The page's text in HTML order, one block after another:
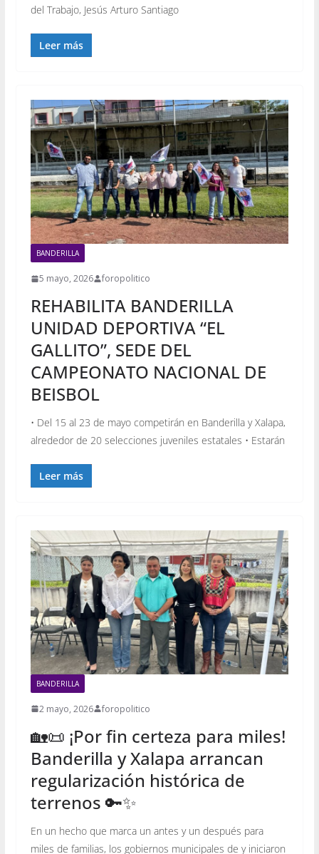
del Trabajo, Jesús Arturo Santiago
Leer más
BANDERILLA
5 mayo, 2026 foropolitico
REHABILITA BANDERILLA
UNIDAD DEPORTIVA “EL
GALLITO”, SEDE DEL
CAMPEONATO NACIONAL DE
BEISBOL
• Del 15 al 23 de mayo competirán en Banderilla y Xalapa,
alrededor de 20 selecciones juveniles estatales • Estarán
Leer más
BANDERILLA
2 mayo, 2026 foropolitico
🏡📜 ¡Por fin certeza para miles!
Banderilla y Xalapa arrancan
regularización histórica de
terrenos 🔑✨
En un hecho que marca un antes y un después para
miles de familias, los gobiernos municipales de y iniciaron